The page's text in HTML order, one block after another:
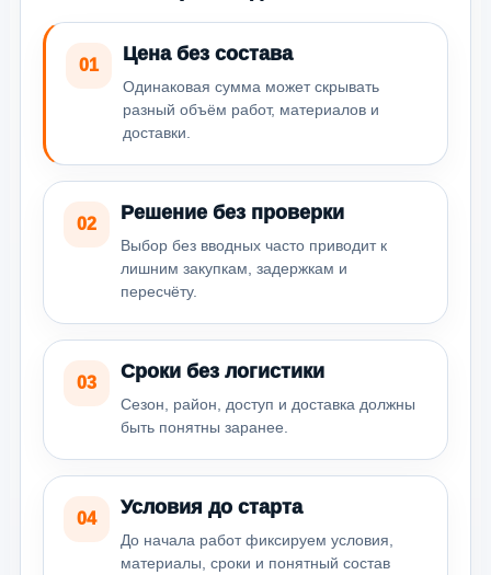
01
Цена без состава
Одинаковая сумма может скрывать
разный объём работ, материалов и
доставки.
02
Решение без проверки
Выбор без вводных часто приводит к
лишним закупкам, задержкам и
пересчёту.
03
Сроки без логистики
Сезон, район, доступ и доставка должны
быть понятны заранее.
04
Условия до старта
До начала работ фиксируем условия,
материалы, сроки и понятный состав